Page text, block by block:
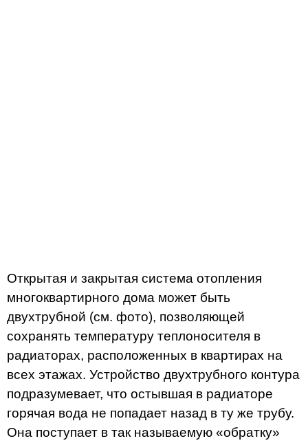
Открытая и закрытая система отопления
многоквартирного дома может быть
двухтрубной (см. фото), позволяющей
сохранять температуру теплоносителя в
радиаторах, расположенных в квартирах на
всех этажах. Устройство двухтрубного контура
подразумевает, что остывшая в радиаторе
горячая вода не попадает назад в ту же трубу.
Она поступает в так называемую «обратку»